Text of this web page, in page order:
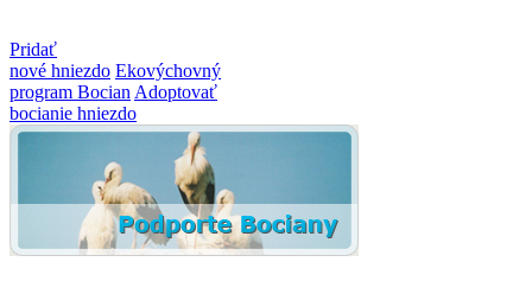
Pridať
nové hniezdo Ekovýchovný
program Bocian Adoptovať
bocianie hniezdo